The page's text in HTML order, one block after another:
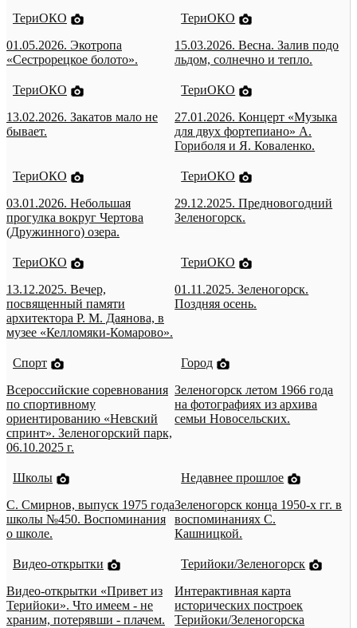
ТериОКО
01.05.2026. Экотропа
«Сестрорецкое болото».
ТериОКО
15.03.2026. Весна. Залив подо
льдом, солнечно и тепло.
ТериОКО
13.02.2026. Закатов мало не
бывает.
ТериОКО
27.01.2026. Концерт «Музыка
для двух фортепиано» А.
Гориболя и Я. Коваленко.
ТериОКО
03.01.2026. Небольшая
прогулка вокруг Чертова
(Дружинного) озера.
ТериОКО
29.12.2025. Предновогодний
Зеленогорск.
ТериОКО
13.12.2025. Вечер,
посвященный памяти
архитектора Р. М. Даянова, в
музее «Келломяки-Комарово».
ТериОКО
01.11.2025. Зеленогорск.
Поздняя осень.
Спорт
Всероссийские соревнования
по спортивному
ориентированию «Невский
спринт». Зеленогорский парк,
06.10.2025 г.
Город
Зеленогорск летом 1966 года
на фотографиях из архива
семьи Новосельских.
Школы
С. Смирнов, выпуск 1975 года
школы №450. Воспоминания
о школе.
Недавнее прошлое
Зеленогорск конца 1950-х гг. в
воспоминаниях С.
Кашницкой.
Видео-открытки
Видео-открытки «Привет из
Терийоки». Что имеем - не
храним, потерявши - плачем.
Терийоки/Зеленогорск
Интерактивная карта
исторических построек
Терийоки/Зеленогорска